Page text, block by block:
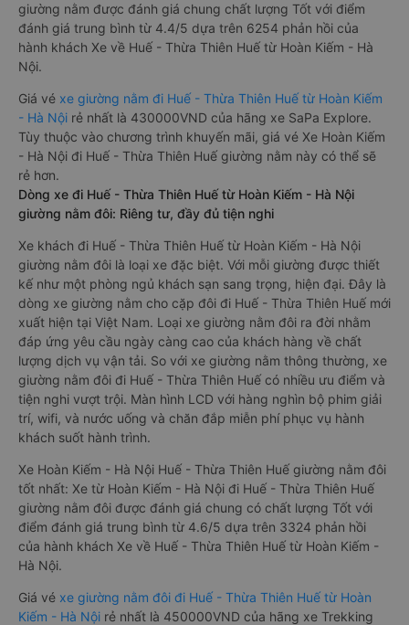
giường nằm được đánh giá chung chất lượng Tốt với điểm
đánh giá trung bình từ 4.4/5 dựa trên 6254 phản hồi của
hành khách Xe về Huế - Thừa Thiên Huế từ Hoàn Kiếm - Hà
Nội.
Giá vé xe giường nằm đi Huế - Thừa Thiên Huế từ Hoàn Kiếm
- Hà Nội rẻ nhất là 430000VND của hãng xe SaPa Explore.
Tùy thuộc vào chương trình khuyến mãi, giá vé Xe Hoàn Kiếm
- Hà Nội đi Huế - Thừa Thiên Huế giường nằm này có thể sẽ
rẻ hơn.
Dòng xe đi Huế - Thừa Thiên Huế từ Hoàn Kiếm - Hà Nội
giường nằm đôi: Riêng tư, đầy đủ tiện nghi
Xe khách đi Huế - Thừa Thiên Huế từ Hoàn Kiếm - Hà Nội
giường nằm đôi là loại xe đặc biệt. Với mỗi giường được thiết
kế như một phòng ngủ khách sạn sang trọng, hiện đại. Đây là
dòng xe giường nằm cho cặp đôi đi Huế - Thừa Thiên Huế mới
xuất hiện tại Việt Nam. Loại xe giường nằm đôi ra đời nhằm
đáp ứng yêu cầu ngày càng cao của khách hàng về chất
lượng dịch vụ vận tải. So với xe giường nằm thông thường, xe
giường nằm đôi đi Huế - Thừa Thiên Huế có nhiều ưu điểm và
tiện nghi vượt trội. Màn hình LCD với hàng nghìn bộ phim giải
trí, wifi, và nước uống và chăn đắp miễn phí phục vụ hành
khách suốt hành trình.
Xe Hoàn Kiếm - Hà Nội Huế - Thừa Thiên Huế giường nằm đôi
tốt nhất: Xe từ Hoàn Kiếm - Hà Nội đi Huế - Thừa Thiên Huế
giường nằm đôi được đánh giá chung có chất lượng Tốt với
điểm đánh giá trung bình từ 4.6/5 dựa trên 3324 phản hồi
của hành khách Xe về Huế - Thừa Thiên Huế từ Hoàn Kiếm -
Hà Nội.
Giá vé xe giường nằm đôi đi Huế - Thừa Thiên Huế từ Hoàn
Kiếm - Hà Nội rẻ nhất là 450000VND của hãng xe Trekking